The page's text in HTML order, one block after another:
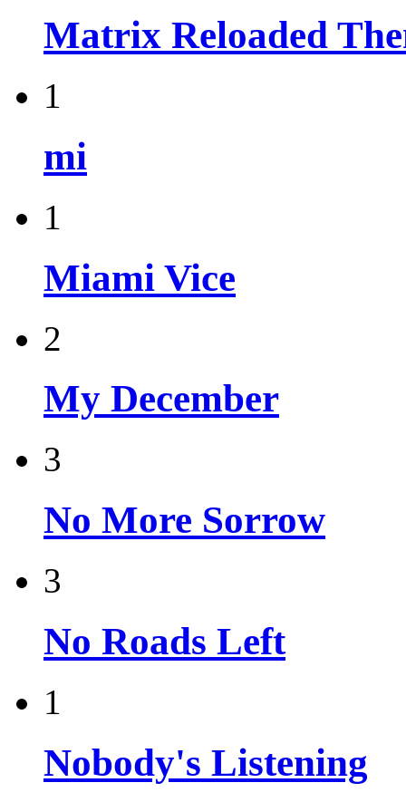
Matrix Reloaded
1
mi
1
Miami Vice
2
My December
3
No More Sorrow
3
No Roads Left
1
Nobody's Listening